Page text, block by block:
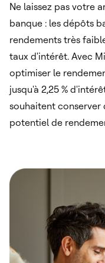
Ne laissez pas votre
banque : les dépôts
rendements très
taux d'intérêt. Avec
optimiser le
jusqu'à 2,25 %
souhaitent conserver
potentiel de